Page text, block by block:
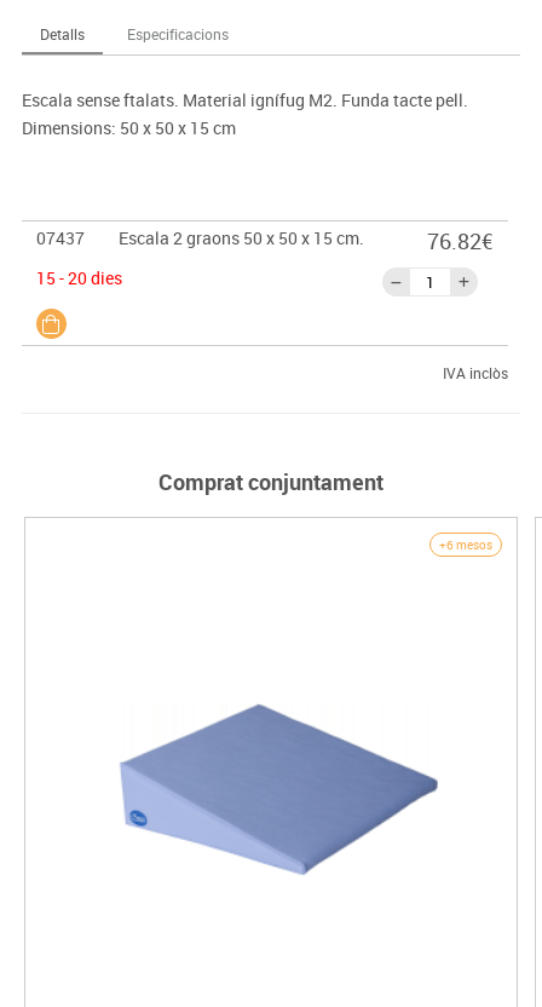
Detalls Especificacions
Escala sense ftalats. Material ignífug M2. Funda tacte pell.
Dimensions: 50 x 50 x 15 cm
07437
Escala 2 graons 50 x 50 x 15 cm.
15 - 20 dies
76.82€
IVA inclòs
Comprat conjuntament
+6 mesos